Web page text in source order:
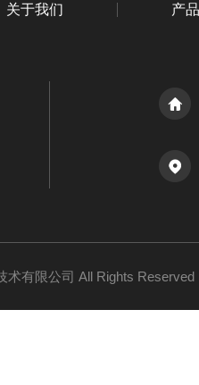
关于我们 产
术有限公司 All Rights